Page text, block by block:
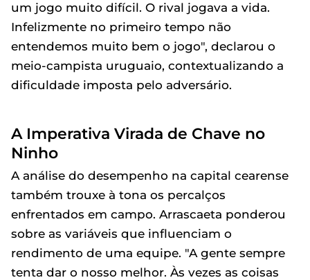
um jogo muito difícil. O rival jogava a vida.
Infelizmente no primeiro tempo não
entendemos muito bem o jogo", declarou o
meio-campista uruguaio, contextualizando a
dificuldade imposta pelo adversário.
A Imperativa Virada de Chave no
Ninho
A análise do desempenho na capital cearense
também trouxe à tona os percalços
enfrentados em campo. Arrascaeta ponderou
sobre as variáveis que influenciam o
rendimento de uma equipe. "A gente sempre
tenta dar o nosso melhor. Às vezes as coisas